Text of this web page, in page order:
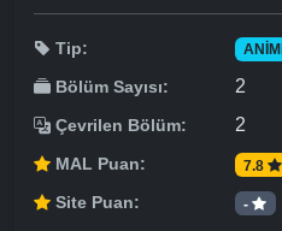
Tip:
Bölüm Sayısı: 2
Çevrilen Bölüm: 2
MAL Puan: 7.8
Site Puan: -